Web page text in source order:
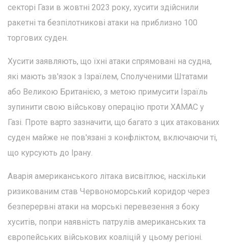
секторі Гази в жовтні 2023 року, хусити здійснили
ракетні та безпілотникові атаки на приблизно 100
торгових суден.
Хусити заявляють, що їхні атаки спрямовані на судна,
які мають зв'язок з Ізраїлем, Сполученими Штатами
або Великою Британією, з метою примусити Ізраїль
зупинити свою військову операцію проти ХАМАС у
Газі. Проте варто зазначити, що багато з цих атакованих
суден майже не пов'язані з конфліктом, включаючи ті,
що курсують до Ірану.
Аварія американського літака висвітлює, наскільки
ризикованим став Червономорський коридор через
безперервні атаки на морські перевезення з боку
хуситів, попри наявність патрулів американських та
європейських військових коаліцій у цьому регіоні.